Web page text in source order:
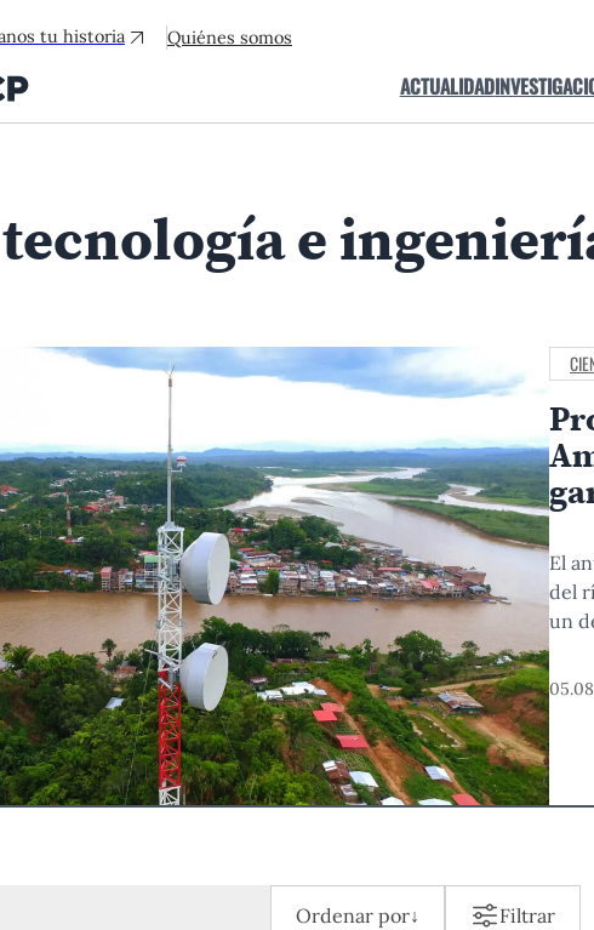
tu historia Quiénes somos
ACTUALIDAD
e
El
del
un
Ordenar por↓ Filtrar